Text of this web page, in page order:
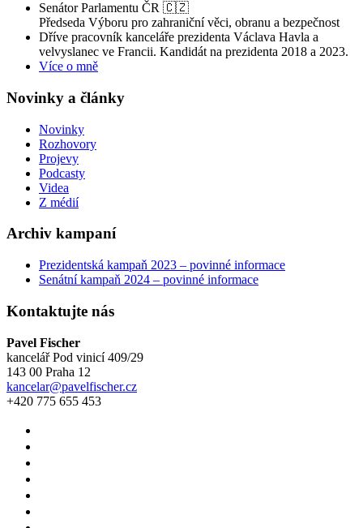
Senátor Parlamentu ČR 🇨🇿
Předseda Výboru pro zahraniční věci, obranu a bezpečnost
Dříve pracovník kanceláře prezidenta Václava Havla a
velvyslanec ve Francii. Kandidát na prezidenta 2018 a 2023.
Více o mně
Novinky a články
Novinky
Rozhovory
Projevy
Podcasty
Videa
Z médií
Archiv kampaní
Prezidentská kampaň 2023 – povinné informace
Senátní kampaň 2024 – povinné informace
Kontaktujte nás
Pavel Fischer
kancelář Pod vinicí 409/29
143 00 Praha 12
kancelar@pavelfischer.cz
+420 775 655 453